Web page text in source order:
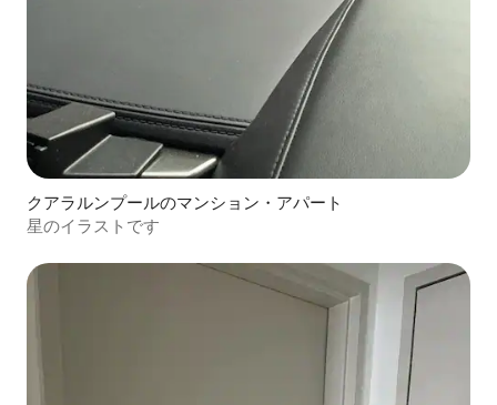
クアラルンプールのマンション・アパート
星のイラストです